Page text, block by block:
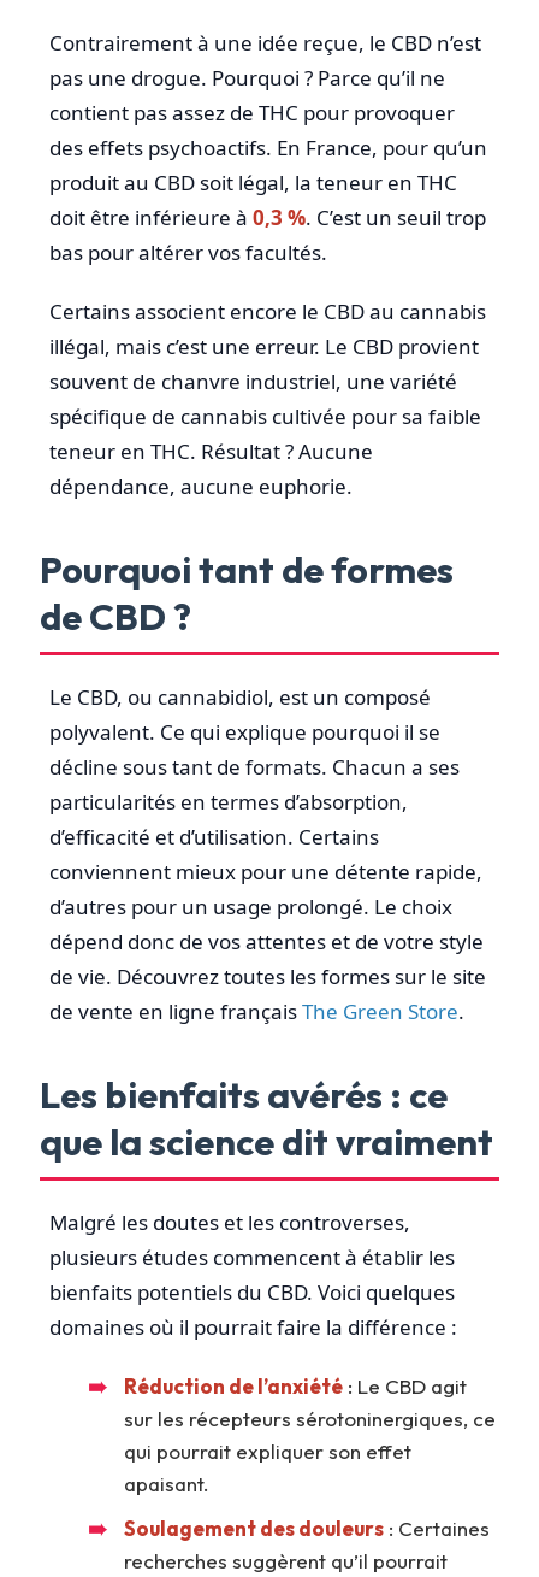
Contrairement à une idée reçue, le CBD n’est
pas une drogue. Pourquoi ? Parce qu’il ne
contient pas assez de THC pour provoquer
des effets psychoactifs. En France, pour qu’un
produit au CBD soit légal, la teneur en THC
doit être inférieure à 0,3 %. C’est un seuil trop
bas pour altérer vos facultés.
Certains associent encore le CBD au cannabis
illégal, mais c’est une erreur. Le CBD provient
souvent de chanvre industriel, une variété
spécifique de cannabis cultivée pour sa faible
teneur en THC. Résultat ? Aucune
dépendance, aucune euphorie.
Pourquoi tant de formes
de CBD ?
Le CBD, ou cannabidiol, est un composé
polyvalent. Ce qui explique pourquoi il se
décline sous tant de formats. Chacun a ses
particularités en termes d’absorption,
d’efficacité et d’utilisation. Certains
conviennent mieux pour une détente rapide,
d’autres pour un usage prolongé. Le choix
dépend donc de vos attentes et de votre style
de vie. Découvrez toutes les formes sur le site
de vente en ligne françaisThe Green Store.
Les bienfaits avérés : ce
que la science dit vraiment
Malgré les doutes et les controverses,
plusieurs études commencent à établir les
bienfaits potentiels du CBD. Voici quelques
domaines où il pourrait faire la différence :
Réduction de l’anxiété : Le CBD agit
sur les récepteurs sérotoninergiques, ce
qui pourrait expliquer son effet
apaisant.
Soulagement des douleurs : Certaines
recherches suggèrent qu’il pourrait